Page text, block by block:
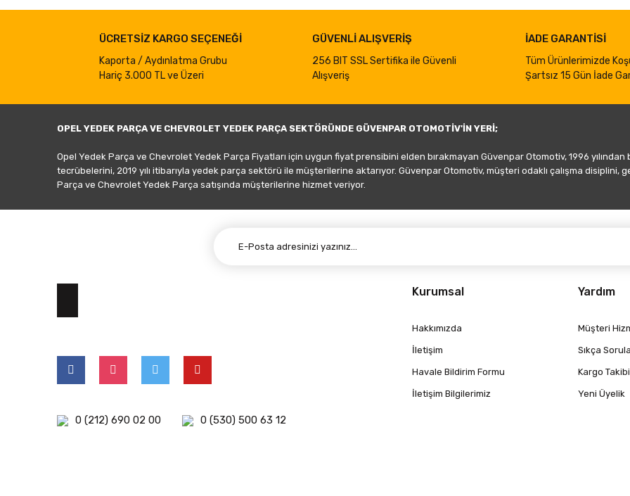
Ürün açıklamasında eksik bilgiler bulunuyor.
Ürün bilgilerinde hatalar bulunuyor.
Ürün fiyatı diğer sitelerden daha pahalı.
ÜCRETSİZ KARGO SEÇENEĞİ
Kaporta / Aydınlatma Grubu
Hariç 3.000 TL ve Üzeri
GÜVENLİ ALIŞVERİŞ
256 BIT SSL Sertifika ile Güvenli
Alışveriş
İADE GARANTİSİ
Tüm Ürünlerimizde
Şartsız 15 Gün İade
OPEL YEDEK PARÇA VE CHEVROLET YEDEK PARÇA SEKTÖRÜNDE GÜVENPAR OTOMOTİV'İN YERİ;
Opel Yedek Parça ve Chevrolet Yedek Parça Fiyatları için uygun fiyat prensibini elden bırakmayan Güvenpar Otomotiv, 1996
tecrübelerini, 2019 yılı itibarıyla yedek parça sektörü ile müşterilerine aktarıyor. Güvenpar Otomotiv, müşteri odaklı çalışma disiplini,
Parça ve Chevrolet Yedek Parça satışında müşterilerine hizmet veriyor.
0 (212) 690 02 00 0 (530) 500 63 12
Kurumsal
Hakkımızda
İletişim
Havale Bildirim Formu
İletişim Bilgilerimiz
Yardım
Müşteri
Sıkça
Kargo Takibi
Yeni Üyelik